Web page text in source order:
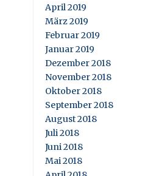
April 2019
März 2019
Februar 2019
Januar 2019
Dezember 2018
November 2018
Oktober 2018
September 2018
August 2018
Juli 2018
Juni 2018
Mai 2018